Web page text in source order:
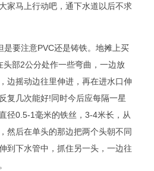
家马上行动吧，通下水道以后不求
是要注意PVC还是铸铁。地摊上买
部2公分处作一些弯曲，一边放
边摇动边往里伸进，再在进水口伸
复几次能好!同时今后应每隔一星
径0.5-1毫米的铁丝，3-4米长，从
然后在单头的那边把两个头朝不同
到下水管中，抓住另一头，一边往